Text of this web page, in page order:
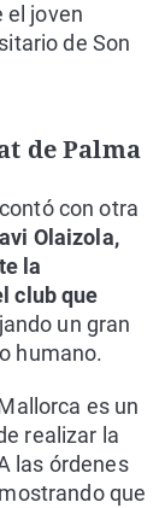
el joven
de Son
de Palma
con otra
Olaizola,
la
club que
un gran
humano.
es un
realizar la
las órdenes
que